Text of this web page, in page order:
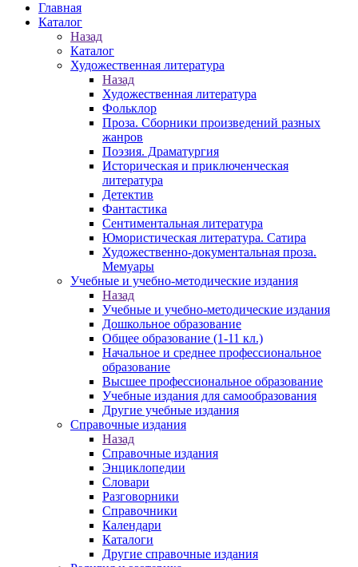
Главная
Каталог
Назад
Каталог
Художественная литература
Назад
Художественная литература
Фольклор
Проза. Сборники произведений разных
жанров
Поэзия. Драматургия
Историческая и приключенческая
литература
Детектив
Фантастика
Сентиментальная литература
Юмористическая литература. Сатира
Художественно-документальная проза.
Мемуары
Учебные и учебно-методические издания
Назад
Учебные и учебно-методические издания
Дошкольное образование
Общее образование (1-11 кл.)
Начальное и среднее профессиональное
образование
Высшее профессиональное образование
Учебные издания для самообразования
Другие учебные издания
Справочные издания
Назад
Справочные издания
Энциклопедии
Словари
Разговорники
Справочники
Календари
Каталоги
Другие справочные издания